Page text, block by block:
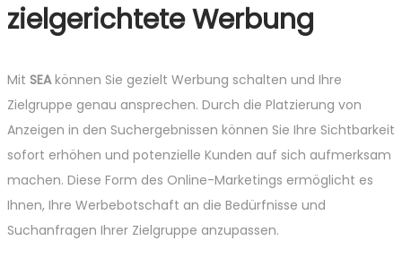
zielgerichtete Werbung
Mit SEAkönnen Sie gezielt Werbung schalten und Ihre
Zielgruppe genau ansprechen. Durch die Platzierung von
Anzeigen in den Suchergebnissen können Sie Ihre Sichtbarkeit
sofort erhöhen und potenzielle Kunden auf sich aufmerksam
machen. Diese Form des Online-Marketings ermöglicht es
Ihnen, Ihre Werbebotschaft an die Bedürfnisse und
Suchanfragen Ihrer Zielgruppe anzupassen.